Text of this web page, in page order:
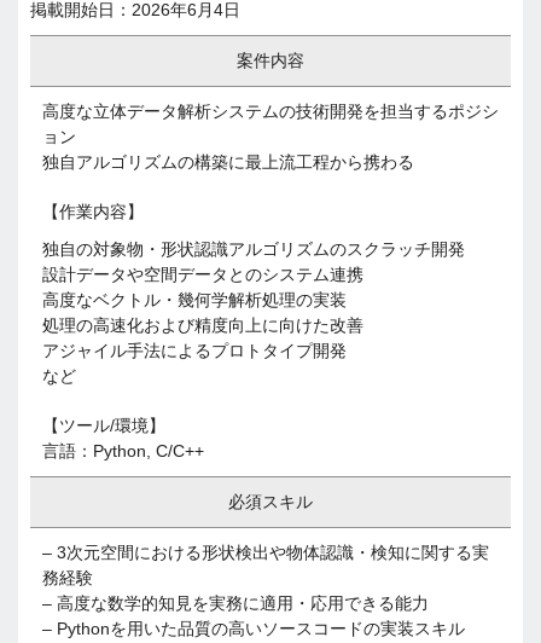
掲載開始日：2026年6月4日
案件内容
高度な立体データ解析システムの技術開発を担当するポジシ
ョン
独自アルゴリズムの構築に最上流工程から携わる
【作業内容】
独自の対象物・形状認識アルゴリズムのスクラッチ開発
設計データや空間データとのシステム連携
高度なベクトル・幾何学解析処理の実装
処理の高速化および精度向上に向けた改善
アジャイル手法によるプロトタイプ開発
など
【ツール/環境】
言語：Python, C/C++
必須スキル
– 3次元空間における形状検出や物体認識・検知に関する実
務経験
– 高度な数学的知見を実務に適用・応用できる能力
– Pythonを用いた品質の高いソースコードの実装スキル